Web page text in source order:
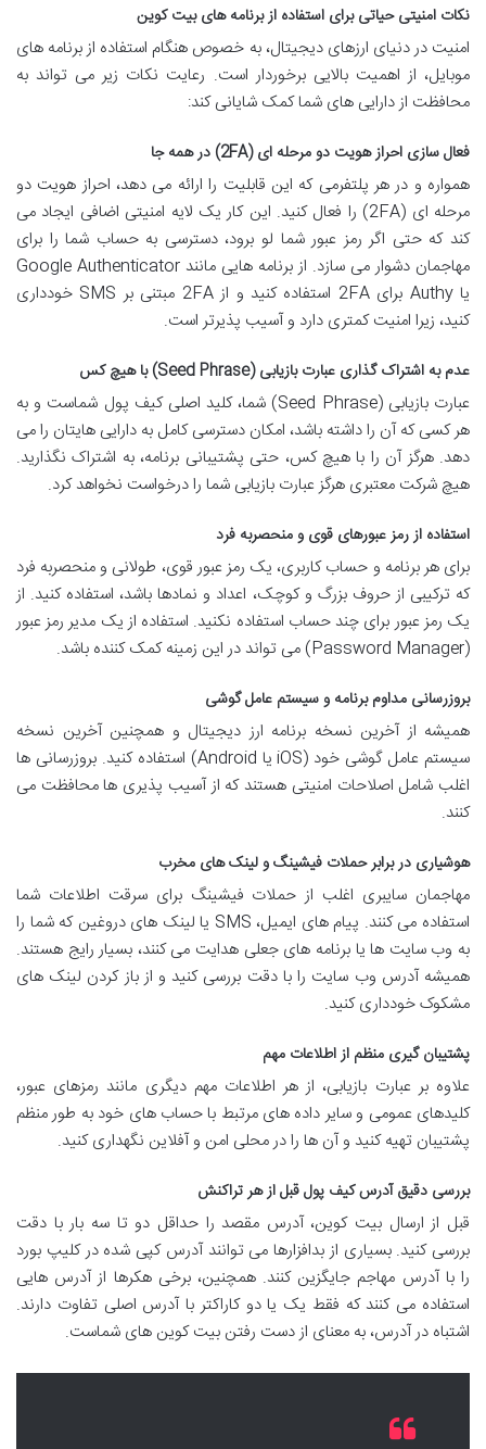
نکات امنیتی حیاتی برای استفاده از برنامه های بیت کوین
امنیت در دنیای ارزهای دیجیتال، به خصوص هنگام استفاده از برنامه های
موبایل، از اهمیت بالایی برخوردار است. رعایت نکات زیر می تواند به
محافظت از دارایی های شما کمک شایانی کند:
فعال سازی احراز هویت دو مرحله ای (2FA) در همه جا
همواره و در هر پلتفرمی که این قابلیت را ارائه می دهد، احراز هویت دو
مرحله ای (2FA) را فعال کنید. این کار یک لایه امنیتی اضافی ایجاد می
کند که حتی اگر رمز عبور شما لو برود، دسترسی به حساب شما را برای
مهاجمان دشوار می سازد. از برنامه هایی مانند Google Authenticator
یا Authy برای 2FA استفاده کنید و از 2FA مبتنی بر SMS خودداری
کنید، زیرا امنیت کمتری دارد و آسیب پذیرتر است.
عدم به اشتراک گذاری عبارت بازیابی (Seed Phrase) با هیچ کس
عبارت بازیابی (Seed Phrase) شما، کلید اصلی کیف پول شماست و به
هر کسی که آن را داشته باشد، امکان دسترسی کامل به دارایی هایتان را می
دهد. هرگز آن را با هیچ کس، حتی پشتیبانی برنامه، به اشتراک نگذارید.
هیچ شرکت معتبری هرگز عبارت بازیابی شما را درخواست نخواهد کرد.
استفاده از رمز عبورهای قوی و منحصربه فرد
برای هر برنامه و حساب کاربری، یک رمز عبور قوی، طولانی و منحصربه فرد
که ترکیبی از حروف بزرگ و کوچک، اعداد و نمادها باشد، استفاده کنید. از
یک رمز عبور برای چند حساب استفاده نکنید. استفاده از یک مدیر رمز عبور
(Password Manager) می تواند در این زمینه کمک کننده باشد.
بروزرسانی مداوم برنامه و سیستم عامل گوشی
همیشه از آخرین نسخه برنامه ارز دیجیتال و همچنین آخرین نسخه
سیستم عامل گوشی خود (iOS یا Android) استفاده کنید. بروزرسانی ها
اغلب شامل اصلاحات امنیتی هستند که از آسیب پذیری ها محافظت می
کنند.
هوشیاری در برابر حملات فیشینگ و لینک های مخرب
مهاجمان سایبری اغلب از حملات فیشینگ برای سرقت اطلاعات شما
استفاده می کنند. پیام های ایمیل، SMS یا لینک های دروغین که شما را
به وب سایت ها یا برنامه های جعلی هدایت می کنند، بسیار رایج هستند.
همیشه آدرس وب سایت را با دقت بررسی کنید و از باز کردن لینک های
مشکوک خودداری کنید.
پشتیبان گیری منظم از اطلاعات مهم
علاوه بر عبارت بازیابی، از هر اطلاعات مهم دیگری مانند رمزهای عبور،
کلیدهای عمومی و سایر داده های مرتبط با حساب های خود به طور منظم
پشتیبان تهیه کنید و آن ها را در محلی امن و آفلاین نگهداری کنید.
بررسی دقیق آدرس کیف پول قبل از هر تراکنش
قبل از ارسال بیت کوین، آدرس مقصد را حداقل دو تا سه بار با دقت
بررسی کنید. بسیاری از بدافزارها می توانند آدرس کپی شده در کلیپ بورد
را با آدرس مهاجم جایگزین کنند. همچنین، برخی هکرها از آدرس هایی
استفاده می کنند که فقط یک یا دو کاراکتر با آدرس اصلی تفاوت دارند.
اشتباه در آدرس، به معنای از دست رفتن بیت کوین های شماست.